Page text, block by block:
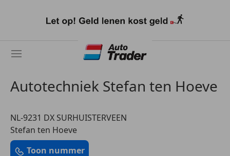
naar
Autotechniek Stefan ten Hoeve
NL-9231 DX SURHUISTERVEEN
Stefan ten Hoeve
Toon nummer